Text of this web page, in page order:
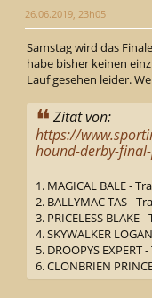
26.06.2019, 23h05
Samstag wird das
habe bisher keinen
Lauf gesehen leider.
Zitat von:
https://
hound-derby-
1. MAGICAL BALE -
2. BALLYMAC TAS -
3. PRICELESS
4. SKYWALKER
5. DROOPYS
6. CLONBRIEN